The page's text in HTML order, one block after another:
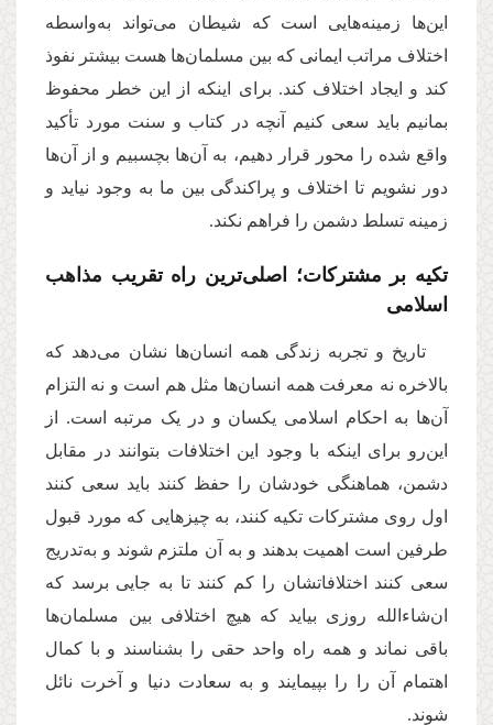
این‌ها زمینه‌هایی است که شیطان می‌تواند به‌واسطه
اختلاف مراتب ایمانی که بین مسلمان‌ها هست بیشتر نفوذ
کند و ایجاد اختلاف کند. برای اینکه از این خطر محفوظ
بمانیم باید سعی کنیم آنچه در کتاب و سنت مورد تأکید
واقع شده را محور قرار دهیم، به آن‌ها بچسبیم و از آن‌ها
دور نشویم تا اختلاف و پراکندگی بین ما به وجود نیاید و
زمینه تسلط دشمن را فراهم نکند.
تکیه بر مشترکات؛ اصلی‌ترین راه تقریب مذاهب
اسلامی
تاریخ و تجربه زندگی همه انسان‌ها نشان می‌دهد که
بالاخره نه معرفت همه انسان‌ها مثل هم است و نه التزام
آن‌ها به احکام اسلامی یکسان و در یک مرتبه است. از
این‌رو برای اینکه با وجود این اختلافات بتوانند در مقابل
دشمن، هماهنگی خودشان را حفظ کنند باید سعی کنند
اول روی مشترکات تکیه کنند، به چیزهایی که مورد قبول
طرفین است اهمیت بدهند و به آن ملتزم شوند و به‌تدریج
سعی کنند اختلافاتشان را کم کنند تا به جایی برسد که
ان‌شاء‌الله روزی بیاید که هیچ اختلافی بین مسلمان‌ها
باقی نماند و همه راه واحد حقی را بشناسند و با کمال
اهتمام آن را را بپیمایند و به سعادت دنیا و آخرت نائل
شوند.